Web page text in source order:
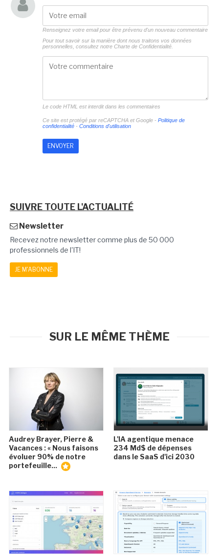
Renseignez votre email pour être prévenu d'un nouveau commentaire
Pour tout savoir sur la manière dont nous traitons vos données
personnelles, consultez notre Charte de Confidentialité.
Le code HTML est interdit dans les commentaires
Ce site est protégé par reCAPTCHA et Google - Politique de
confidentialité- Conditions d'utilisation
SUIVRE TOUTE L'ACTUALITÉ
Newsletter
Recevez notre newsletter comme plus de 50 000
professionnels de l'IT!
JE M'ABONNE
SUR LE MÊME THÈME
Audrey Brayer, Pierre &
Vacances : « Nous faisons
évoluer 90% de notre
portefeuille...
L'IA agentique menace
234 Md$ de dépenses
dans le SaaS d'ici 2030